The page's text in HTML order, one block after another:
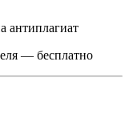
антиплагиат
— бесплатно